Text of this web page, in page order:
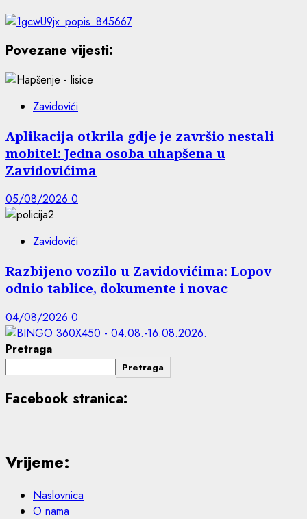
Povezane vijesti:
Zavidovići
Aplikacija otkrila gdje je završio nestali
mobitel: Jedna osoba uhapšena u
Zavidovićima
05/08/2026 0
Zavidovići
Razbijeno vozilo u Zavidovićima: Lopov
odnio tablice, dokumente i novac
04/08/2026 0
Pretraga
Pretraga
Facebook stranica:
Vrijeme:
Naslovnica
O nama